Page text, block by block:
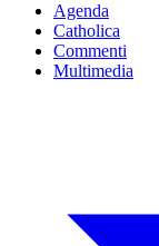
Agenda
Catholica
Commenti
Multimedia